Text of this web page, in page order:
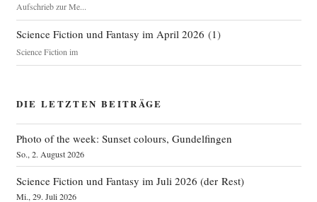
Aufschrieb zur Me...
Science Fiction und Fantasy im April 2026 (1)
Science Fiction im
DIE LETZTEN BEITRÄGE
Photo of the week: Sunset colours, Gundelfingen
So., 2. August 2026
Science Fiction und Fantasy im Juli 2026 (der Rest)
Mi., 29. Juli 2026